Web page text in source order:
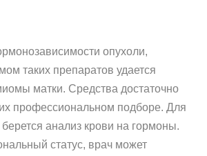
опухоли,
таких препаратов удается
матки. Средства достаточно
профессиональном подборе. Для
берется анализ крови на гормоны.
статус, врач может